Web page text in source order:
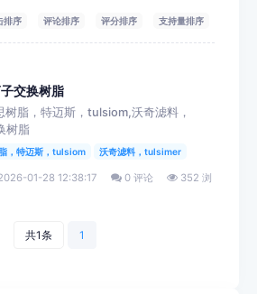
排序 评论排序 评分排序 支持量排序
交换树脂
树脂，特迈斯，tulsiom,沃奇滤料，
树脂
，特迈斯，tulsiom 沃奇滤料，tulsimer
01-28 12:38:17 0 评论
352 浏
共1条 1